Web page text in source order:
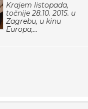
Krajem listopada,
točnije 28.10. 2015. u
Zagrebu, u kinu
Europa,...